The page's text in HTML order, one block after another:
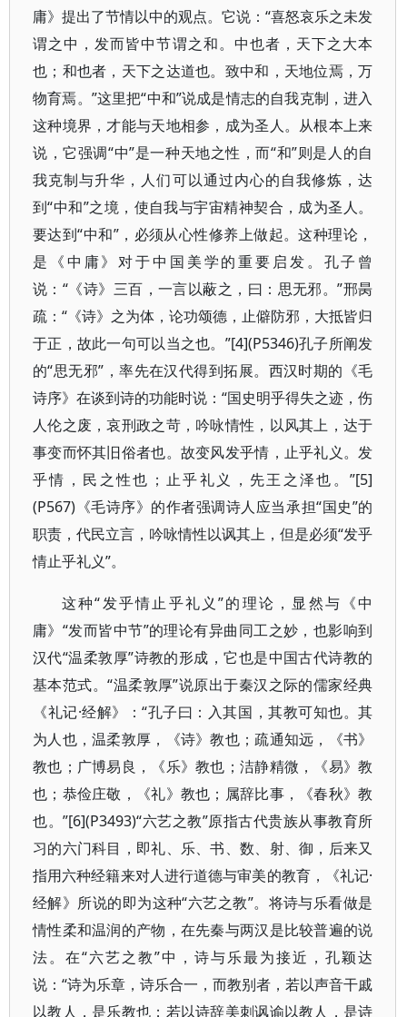
庸》提出了节情以中的观点。它说：“喜怒哀乐之未发
谓之中，发而皆中节谓之和。中也者，天下之大本
也；和也者，天下之达道也。致中和，天地位焉，万
物育焉。”这里把“中和”说成是情志的自我克制，进入
这种境界，才能与天地相参，成为圣人。从根本上来
说，它强调“中”是一种天地之性，而“和”则是人的自
我克制与升华，人们可以通过内心的自我修炼，达
到“中和”之境，使自我与宇宙精神契合，成为圣人。
要达到“中和”，必须从心性修养上做起。这种理论，
是《中庸》对于中国美学的重要启发。孔子曾
说：“《诗》三百，一言以蔽之，曰：思无邪。”邢昺
疏：“《诗》之为体，论功颂德，止僻防邪，大抵皆归
于正，故此一句可以当之也。”[4](P5346)孔子所阐发
的“思无邪”，率先在汉代得到拓展。西汉时期的《毛
诗序》在谈到诗的功能时说：“国史明乎得失之迹，伤
人伦之废，哀刑政之苛，吟咏情性，以风其上，达于
事变而怀其旧俗者也。故变风发乎情，止乎礼义。发
乎情，民之性也；止乎礼义，先王之泽也。”[5]
(P567)《毛诗序》的作者强调诗人应当承担“国史”的
职责，代民立言，吟咏情性以讽其上，但是必须“发乎
情止乎礼义”。
这种“发乎情止乎礼义”的理论，显然与《中
庸》“发而皆中节”的理论有异曲同工之妙，也影响到
汉代“温柔敦厚”诗教的形成，它也是中国古代诗教的
基本范式。“温柔敦厚”说原出于秦汉之际的儒家经典
《礼记·经解》：“孔子曰：入其国，其教可知也。其
为人也，温柔敦厚，《诗》教也；疏通知远，《书》
教也；广博易良，《乐》教也；洁静精微，《易》教
也；恭俭庄敬，《礼》教也；属辞比事，《春秋》教
也。”[6](P3493)“六艺之教”原指古代贵族从事教育所
习的六门科目，即礼、乐、书、数、射、御，后来又
指用六种经籍来对人进行道德与审美的教育，《礼记·
经解》所说的即为这种“六艺之教”。将诗与乐看做是
情性柔和温润的产物，在先秦与两汉是比较普遍的说
法。在“六艺之教”中，诗与乐最为接近，孔颖达
说：“诗为乐章，诗乐合一，而教别者，若以声音干戚
以教人，是乐教也；若以诗辞美刺讽谕以教人，是诗